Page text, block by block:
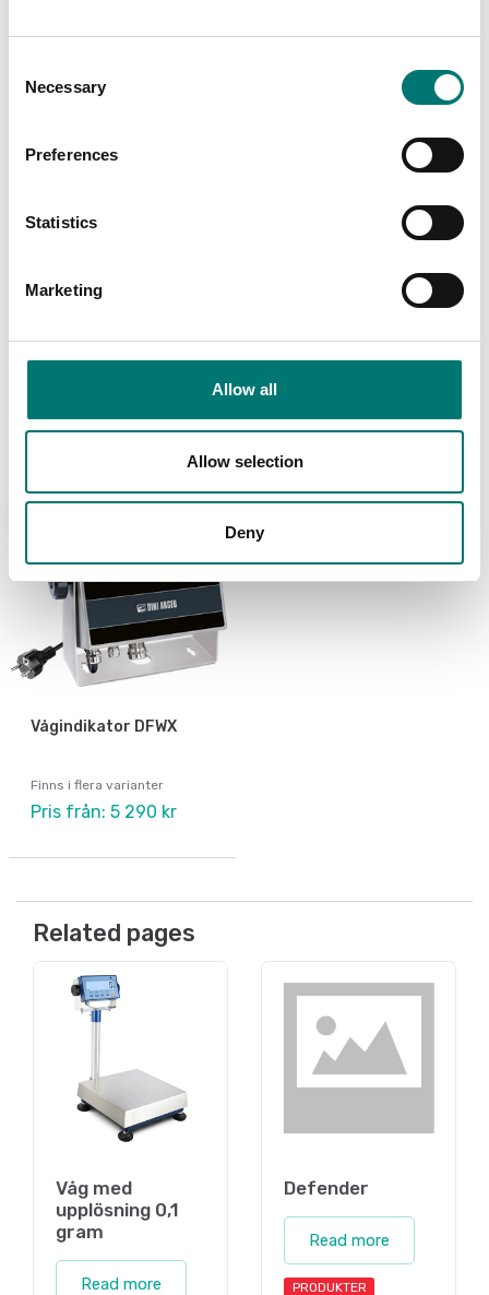
Selection
Necessary
Preferences
Statistics
Marketing
Allow all
Allow selection
Deny
Golvvågar
Pris från: 2 190 kr
Ny
Vågindikator DFWX
Finns i flera varianter
Pris från: 5 290 kr
Related pages
Våg med
upplösning 0,1
gram
Read more
Defender
Read more
PRODUKTER